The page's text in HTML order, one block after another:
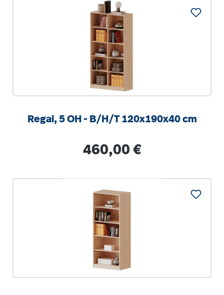
Regal, 5 OH - B/H/T 120x190x40 cm
Regulärer Preis:
460,00 €